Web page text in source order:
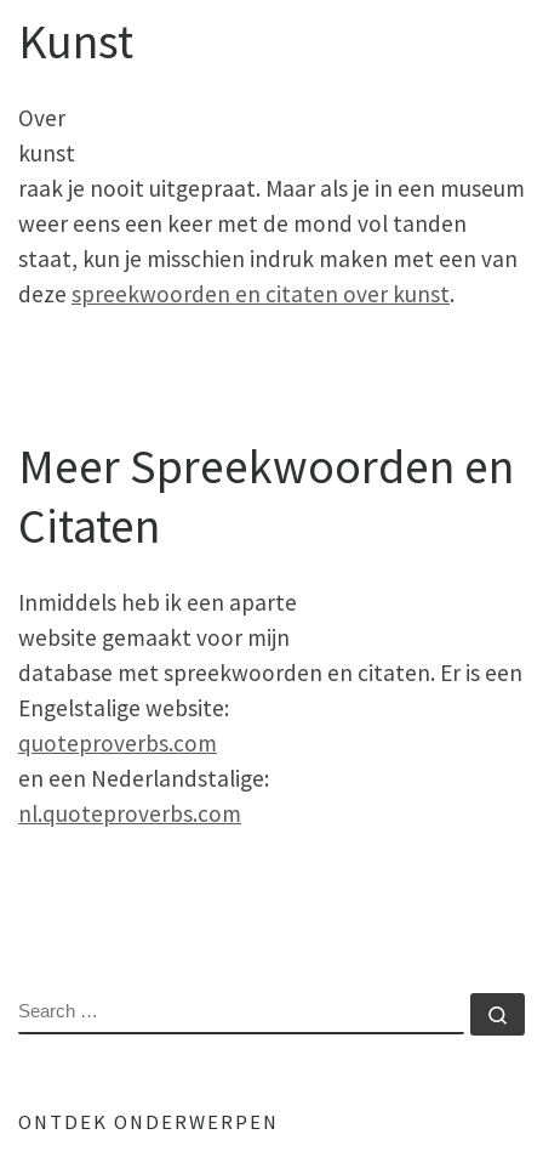
Kunst
Over
kunst
raak je nooit uitgepraat. Maar als je in een museum
weer eens een keer met de mond vol tanden
staat, kun je misschien indruk maken met een van
deze spreekwoorden en citaten over kunst.
Meer Spreekwoorden en
Citaten
Inmiddels heb ik een aparte
website gemaakt voor mijn
database met spreekwoorden en citaten. Er is een
Engelstalige website:
quoteproverbs.com
en een Nederlandstalige:
nl.quoteproverbs.com
SEARCH
ONTDEK ONDERWERPEN